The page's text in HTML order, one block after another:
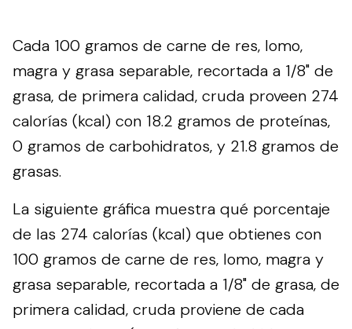
Cada 100 gramos de carne de res, lomo,
magra y grasa separable, recortada a 1/8" de
grasa, de primera calidad, cruda proveen 274
calorías (kcal) con 18.2 gramos de proteínas,
0 gramos de carbohidratos, y 21.8 gramos de
grasas.
La siguiente gráfica muestra qué porcentaje
de las 274 calorías (kcal) que obtienes con
100 gramos de carne de res, lomo, magra y
grasa separable, recortada a 1/8" de grasa, de
primera calidad, cruda proviene de cada